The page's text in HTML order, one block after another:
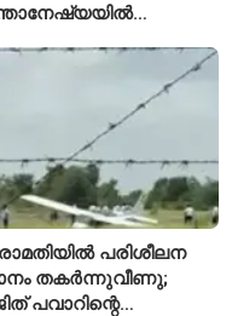
പരിശീലന
തകർന്നുവീണു;
പവാറിന്റെ